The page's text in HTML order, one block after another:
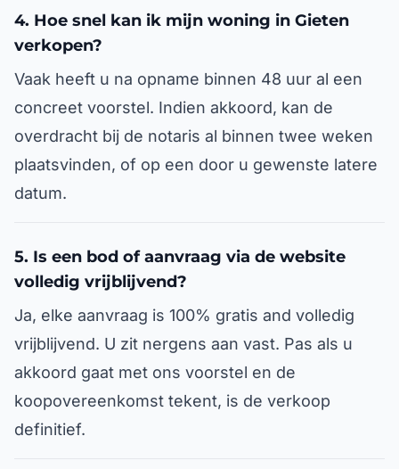
4. Hoe snel kan ik mijn woning in Gieten
verkopen?
Vaak heeft u na opname binnen 48 uur al een
concreet voorstel. Indien akkoord, kan de
overdracht bij de notaris al binnen twee weken
plaatsvinden, of op een door u gewenste latere
datum.
5. Is een bod of aanvraag via de website
volledig vrijblijvend?
Ja, elke aanvraag is 100% gratis and volledig
vrijblijvend. U zit nergens aan vast. Pas als u
akkoord gaat met ons voorstel en de
koopovereenkomst tekent, is de verkoop
definitief.